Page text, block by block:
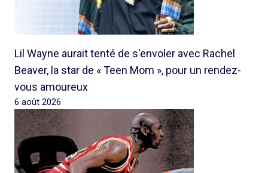
Lil Wayne aurait tenté de s'envoler avec Rachel
Beaver, la star de « Teen Mom », pour un rendez-
vous amoureux
6 août 2026